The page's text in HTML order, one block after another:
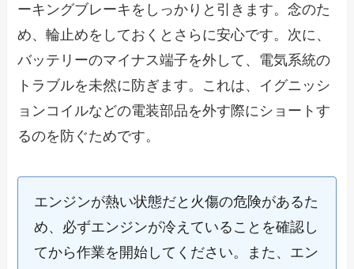
ーキングブレーキをしっかりと引きます。念のた
め、輪止めをしておくとさらに安心です。次に、
バッテリーのマイナス端子を外して、電気系統の
トラブルを未然に防ぎます。これは、イグニッシ
ョンコイルなどの電装部品を外す際にショートす
るのを防ぐためです。
エンジンが熱い状態だと火傷の危険があるた
め、必ずエンジンが冷えていることを確認し
てから作業を開始してください。また、エン